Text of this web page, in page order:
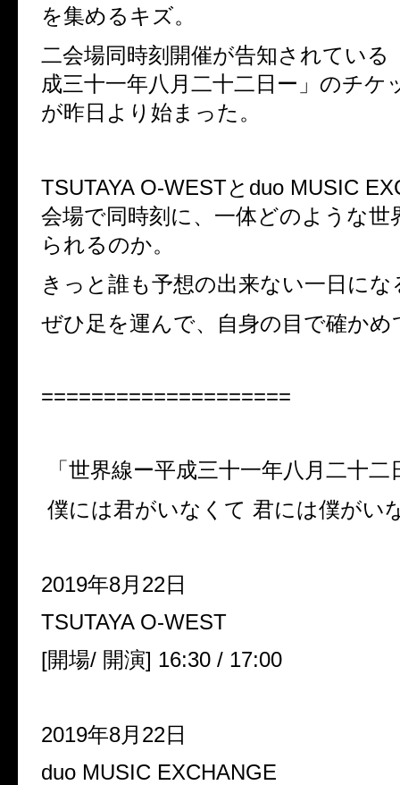
を集めるキズ。
二会場同時刻開催が告知されている
成三十一年八月二十二日ー」のチケ
が昨日より始まった。
TSUTAYA O-WESTとduo MUSIC
会場で同時刻に、一体どのような世
られるのか。
きっと誰も予想の出来ない一日に
ぜひ足を運んで、自身の目で確かめ
====================
「世界線ー平成三十一年八月二十二
僕には君がいなくて 君には僕がい
2019年8月22日
TSUTAYA O-WEST
[開場/ 開演] 16:30 / 17:00
2019年8月22日
duo MUSIC EXCHANGE